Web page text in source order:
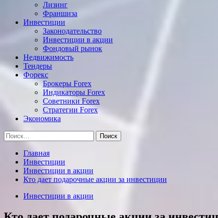
Лизинг
Франшиза
Инвестиции
Законодательство
Инвестиции в акции
Фондовый рынок
Недвижимость
Тендеры
Форекс
Брокеры Forex
Индикаторы Forex
Советники Forex
Стратегии Forex
Экономика
Найти:
Главная
Инвестиции
Инвестиции в акции
Кто дает подарочные акции за инвестиции
Инвестиции в акции